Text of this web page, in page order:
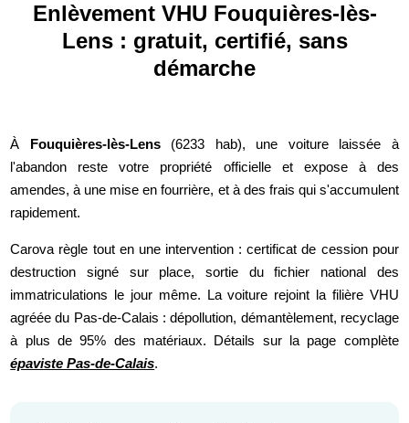
Enlèvement VHU Fouquières-lès-
Lens : gratuit, certifié, sans
démarche
À Fouquières-lès-Lens(6233 hab), une voiture laissée à
l'abandon reste votre propriété officielle et expose à des
amendes, à une mise en fourrière, et à des frais qui s'accumulent
rapidement.
Carova règle tout en une intervention : certificat de cession pour
destruction signé sur place, sortie du fichier national des
immatriculations le jour même. La voiture rejoint la filière VHU
agréée du Pas-de-Calais : dépollution, démantèlement, recyclage
à plus de 95% des matériaux. Détails sur la page complète
épaviste Pas-de-Calais.